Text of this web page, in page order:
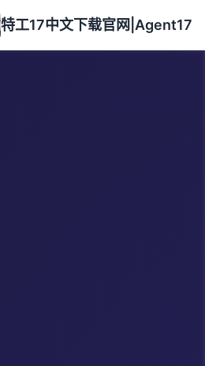
特工17中文下载官网|Agent17